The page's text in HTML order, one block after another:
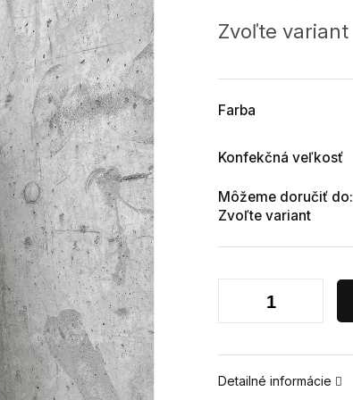
cena:
Zvoľte variant
Farba
Konfekčná veľkosť
Môžeme doručiť do:
Zvoľte variant
Detailné informácie